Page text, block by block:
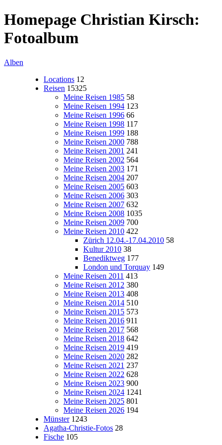
Homepage Christian Kirsch:
Fotoalbum
Alben
Locations 12
Reisen 15325
Meine Reisen 1985 58
Meine Reisen 1994 123
Meine Reisen 1996 66
Meine Reisen 1998 117
Meine Reisen 1999 188
Meine Reisen 2000 788
Meine Reisen 2001 241
Meine Reisen 2002 564
Meine Reisen 2003 171
Meine Reisen 2004 207
Meine Reisen 2005 603
Meine Reisen 2006 303
Meine Reisen 2007 632
Meine Reisen 2008 1035
Meine Reisen 2009 700
Meine Reisen 2010 422
Zürich 12.04.-17.04.2010 58
Kultur 2010 38
Benediktweg 177
London und Torquay 149
Meine Reisen 2011 413
Meine Reisen 2012 380
Meine Reisen 2013 408
Meine Reisen 2014 510
Meine Reisen 2015 573
Meine Reisen 2016 911
Meine Reisen 2017 568
Meine Reisen 2018 642
Meine Reisen 2019 419
Meine Reisen 2020 282
Meine Reisen 2021 237
Meine Reisen 2022 628
Meine Reisen 2023 900
Meine Reisen 2024 1241
Meine Reisen 2025 801
Meine Reisen 2026 194
Münster 1243
Agatha-Christie-Fotos 28
Fische 105